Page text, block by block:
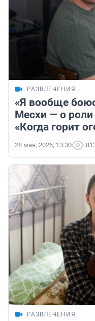
РАЗВЛЕЧЕНИЯ
«Я вообще
Месхи — о роли
«Когда горит
28 мая, 2026, 13:30
РАЗВЛЕЧЕНИЯ